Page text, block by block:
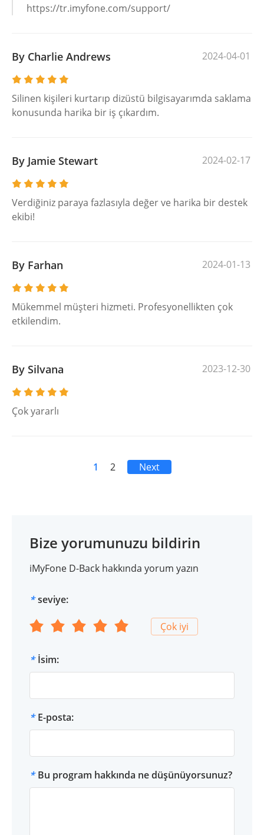
https://tr.imyfone.com/support/
By Charlie Andrews 2024-04-01
Silinen kişileri kurtarıp dizüstü bilgisayarımda saklama
konusunda harika bir iş çıkardım.
By Jamie Stewart 2024-02-17
Verdiğiniz paraya fazlasıyla değer ve harika bir destek
ekibi!
By Farhan 2024-01-13
Mükemmel müşteri hizmeti. Profesyonellikten çok
etkilendim.
By Silvana 2023-12-30
Çok yararlı
1 2 Next
Bize yorumunuzu bildirin
iMyFone D-Back hakkında yorum yazın
* seviye:
Çok iyi
* İsim:
* E-posta:
* Bu program hakkında ne düşünüyorsunuz?